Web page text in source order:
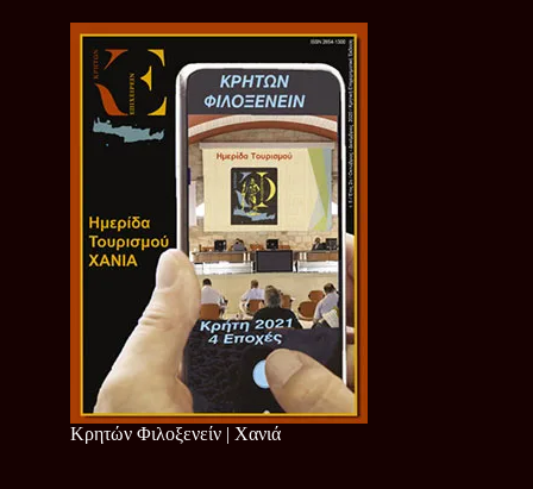
Κρητών Φιλοξενείν | Χανιά